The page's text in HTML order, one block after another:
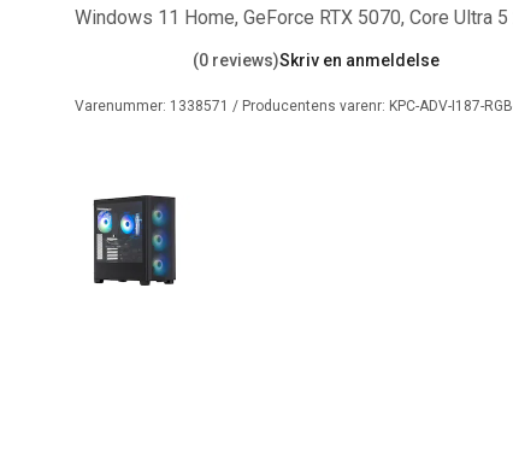
Windows 11 Home, GeForce RTX 5070, Core Ultra 5
(0 reviews)Skriv en anmeldelse
Varenummer: 1338571 / Producentens varenr: KPC-ADV-I187-